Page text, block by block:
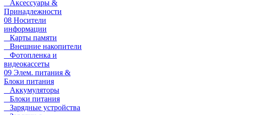
Аксессуары &
Принадлежности
08 Носители
информации
Карты памяти
Внешние накопители
Фотопленка и
видеокассеты
09 Элем. питания &
Блоки питания
Аккумуляторы
Блоки питания
Зарядные устройства